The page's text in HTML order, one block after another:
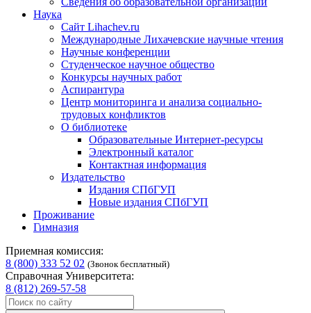
Наука
Сайт Lihachev.ru
Международные Лихачевские научные чтения
Научные конференции
Студенческое научное общество
Конкурсы научных работ
Аспирантура
Центр мониторинга и анализа социально-
трудовых конфликтов
О библиотеке
Образовательные Интернет-ресурсы
Электронный каталог
Контактная информация
Издательство
Издания СПбГУП
Новые издания СПбГУП
Проживание
Гимназия
Приемная комиссия:
8 (800) 333 52 02 (Звонок бесплатный)
Справочная Университета:
8 (812) 269-57-58